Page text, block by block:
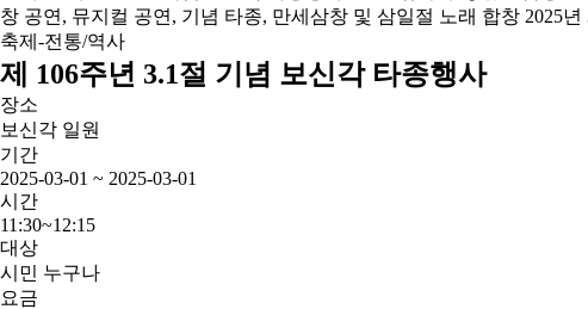
축제-전통/역사
제 106주년 3.1절 기념 보신각 타종행사
장소
보신각 일원
기간
2025-03-01 ~ 2025-03-01
시간
11:30~12:15
대상
시민 누구나
요금